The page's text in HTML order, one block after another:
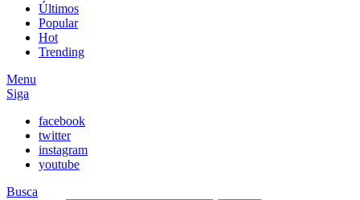
Últimos
Popular
Hot
Trending
Menu
Siga
facebook
twitter
instagram
youtube
Busca